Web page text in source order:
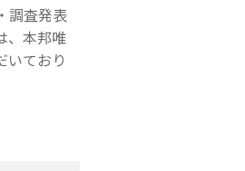
調査発表
、本邦唯
いており